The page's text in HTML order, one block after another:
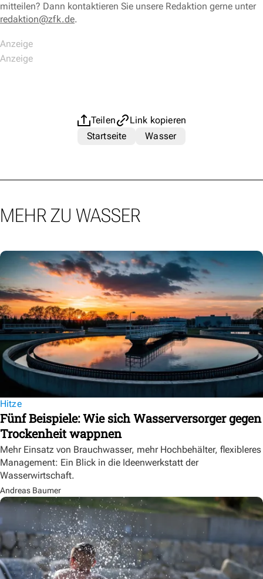
mitteilen? Dann kontaktieren Sie unsere Redaktion gerne unter
redaktion@zfk.de.
Teilen
Link kopieren
Startseite
Wasser
MEHR ZU WASSER
Hitze
Fünf Beispiele: Wie sich Wasserversorger gegen
Trockenheit wappnen
Mehr Einsatz von Brauchwasser, mehr Hochbehälter, flexibleres
Management: Ein Blick in die Ideenwerkstatt der
Wasserwirtschaft.
Andreas Baumer